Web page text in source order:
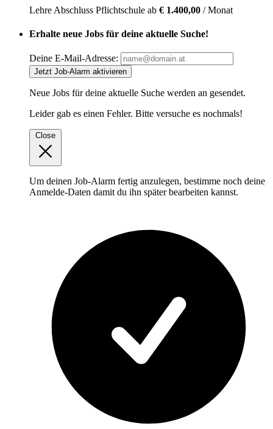
Lehre Abschluss Pflichtschule ab € 1.400,00 / Monat
Erhalte neue Jobs für deine aktuelle Suche!
Deine E-Mail-Adresse:
Jetzt Job-Alarm aktivieren
Neue Jobs für deine aktuelle Suche werden an gesendet.
Leider gab es einen Fehler. Bitte versuche es nochmals!
Close
Um deinen Job-Alarm fertig anzulegen, bestimme noch deine
Anmelde-Daten damit du ihn später bearbeiten kannst.